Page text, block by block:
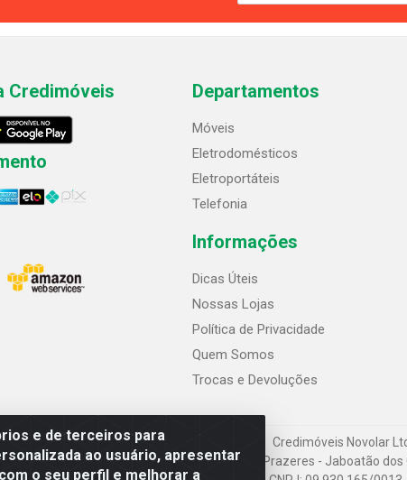
e de terceiros para
ao usuário, apresentar
o seu perfil e melhorar a
Credimóveis Departamentos
Móveis
Eletrodomésticos
Eletroportáteis
Telefonia
Informações
Dicas Úteis
Nossas Lojas
Política de Privacidade
Quem Somos
Trocas e Devoluções
Credimóveis Novolar
Rua José Alves Bezerra, 430 - Prazeres - Jaboatão dos